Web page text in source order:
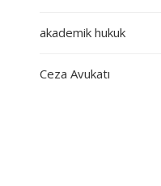
akademik hukuk
Ceza Avukatı